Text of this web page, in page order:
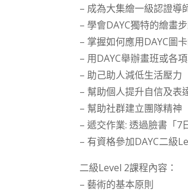
– 成為大集繪一級認證導
– 學會DAYC獨特的繪畫
– 掌握如何應用DAYC圖
– 用DAYC舉辦畫班或各
– 助己助人減低生活壓力
– 幫助個人提升自信及表
– 幫助社群建立團隊精神
– 遞交作業: 透過臉書「
– 有資格參加DAYC二級
二級Level 2課程內容：
– 藝術的基本原則